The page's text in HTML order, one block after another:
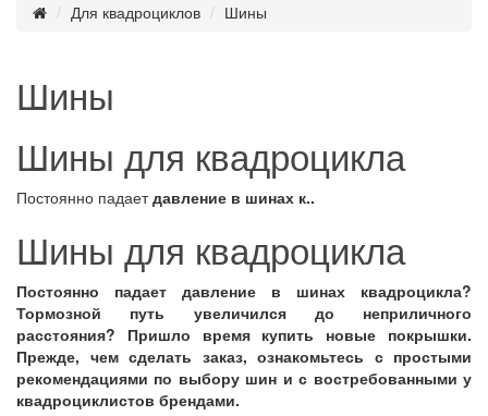
Для квадроциклов Шины
Шины
Шины для квадроцикла
Постоянно падаетдавление в шинах к..
Шины для квадроцикла
Постоянно падает давление в шинах квадроцикла?
Тормозной путь увеличился до неприличного
расстояния? Пришло время купить новые покрышки.
Прежде, чем сделать заказ, ознакомьтесь с простыми
рекомендациями по выбору шин и с востребованными у
квадроциклистов брендами.